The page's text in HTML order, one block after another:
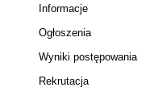
Informacje
Ogłoszenia
Wyniki postępowania
Rekrutacja